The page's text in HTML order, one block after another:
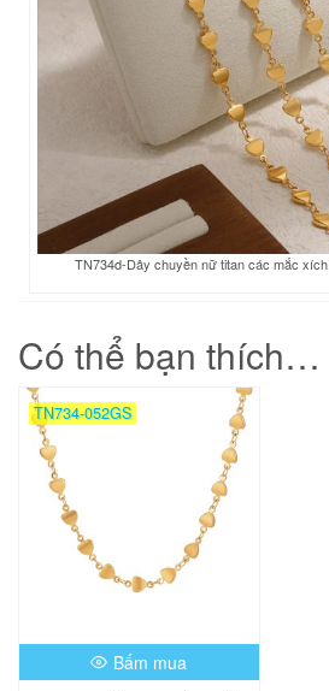
TN734d-Dây chuyền nữ titan các mắc
Có thể bạn thích…
TN734-052GS
Bấm mua